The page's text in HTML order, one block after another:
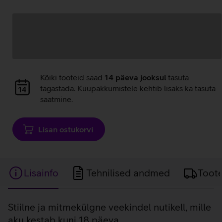
laadimine
Andmete
laadimine
Kõiki tooteid saad 14 päeva jooksul tasuta
tagastada. Kuupakkumistele kehtib lisaks ka tasuta
saatmine.
Lisan ostukorvi
Lisainfo Tehnilised andmed
Lisainfo
Stiilne ja mitmekülgne veekindel nutikell, mille